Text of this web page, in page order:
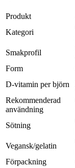
Produkt
Kategori
Smakprofil
Form
D‑vitamin per björn
Rekommenderad
användning
Sötning
Vegansk/gelatin
Förpackning